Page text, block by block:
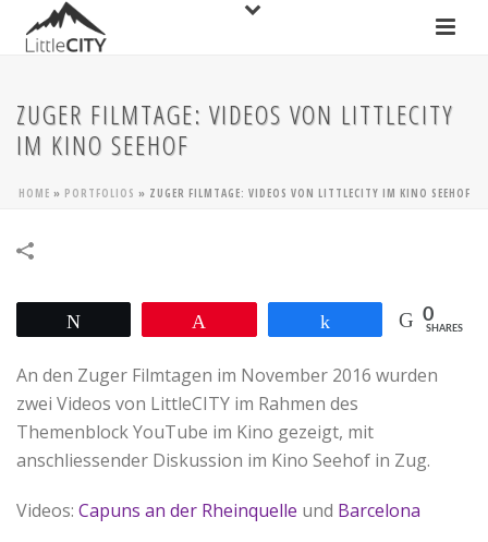
ZUGER FILMTAGE: VIDEOS VON LITTLECITY
IM KINO SEEHOF
HOME » PORTFOLIOS » ZUGER FILMTAGE: VIDEOS VON LITTLECITY IM KINO SEEHOF
0
SHARES
An den Zuger Filmtagen im November 2016 wurden
zwei Videos von LittleCITY im Rahmen des
Themenblock YouTube im Kino gezeigt, mit
anschliessender Diskussion im Kino Seehof in Zug.
Videos: Capuns an der Rheinquelle und Barcelona